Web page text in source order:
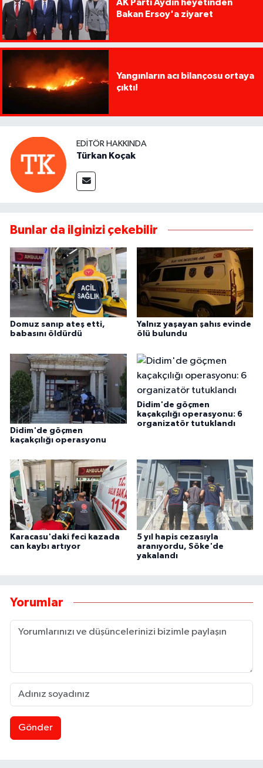
AK Parti Aydın heyetinden
Bakan Ersoy'a ziyaret
Yangınların acı bilançosu ortaya
çıktı!
EDITÖR HAKKINDA
Türkan Koçak
Bunlar da ilginizi çekebilir
Domuz sanıp ateş etti,
babasını öldürdü
Yalnız yaşayan şahıs evinde
ölü bulundu
Didim'de göçmen
kaçakçılığı operasyonu
Didim'de göçmen
kaçakçılığı operasyonu: 6
organizatör tutuklandı
Karacasu'daki feci kazada
can kaybı artıyor
5 yıl hapis cezasıyla
aranıyordu, Söke'de
yakalandı
Yorumlar
Gönder